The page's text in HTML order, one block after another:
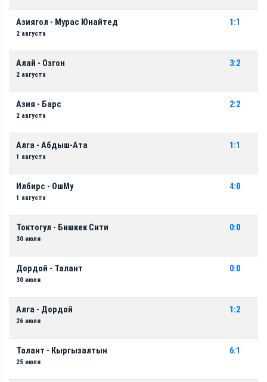
Азиягол - Мурас Юнайтед
2 августа
1:1
Алай - Озгон
2 августа
3:2
Азия - Барс
2 августа
2:2
Алга - Абдыш-Ата
1 августа
1:1
Илбирс - ОшМу
1 августа
4:0
Токтогул - Бишкек Сити
30 июля
0:0
Дордой - Талант
30 июля
0:0
Алга - Дордой
26 июля
1:2
Талант - Кыргызалтын
25 июля
6:1